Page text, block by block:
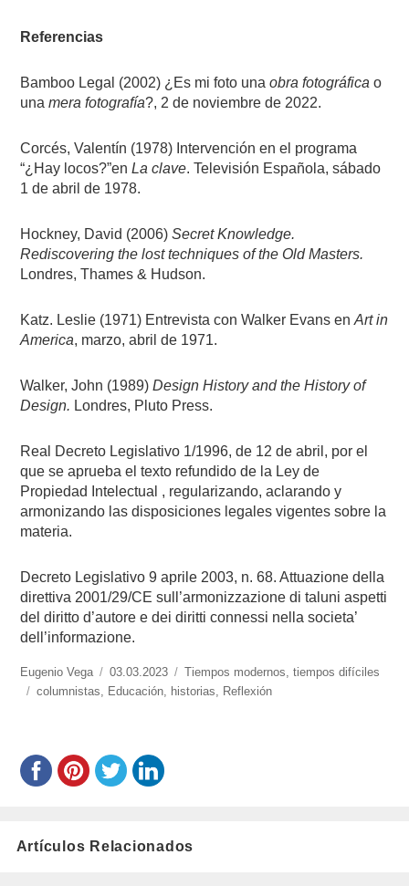
Referencias
Bamboo Legal (2002) ¿Es mi foto unaobra fotográfica o
unamera fotografía?, 2 de noviembre de 2022.
Corcés, Valentín (1978) Intervención en el programa
“¿Hay locos?”enLa clave. Televisión Española, sábado
1 de abril de 1978.
Hockney, David (2006)Secret Knowledge.
Rediscovering the lost techniques of the Old Masters.
Londres, Thames & Hudson.
Katz. Leslie (1971) Entrevista con Walker Evans enArt in
America, marzo, abril de 1971.
Walker, John (1989)Design History and the History of
Design. Londres, Pluto Press.
Real Decreto Legislativo 1/1996, de 12 de abril, por el
que se aprueba el texto refundido de la Ley de
Propiedad Intelectual , regularizando, aclarando y
armonizando las disposiciones legales vigentes sobre la
materia.
Decreto Legislativo 9 aprile 2003, n. 68. Attuazione della
direttiva 2001/29/CE sull’armonizzazione di taluni aspetti
del diritto d’autore e dei diritti connessi nella societa’
dell’informazione.
https://www.experimenta.es/author/info1/
Eugenio Vega
Publicado
el
03.03.2023 Categorías
Tiempos modernos, tiempos difíciles
Etiquetas
columnistas Educación historias Reflexión
Artículos Relacionados